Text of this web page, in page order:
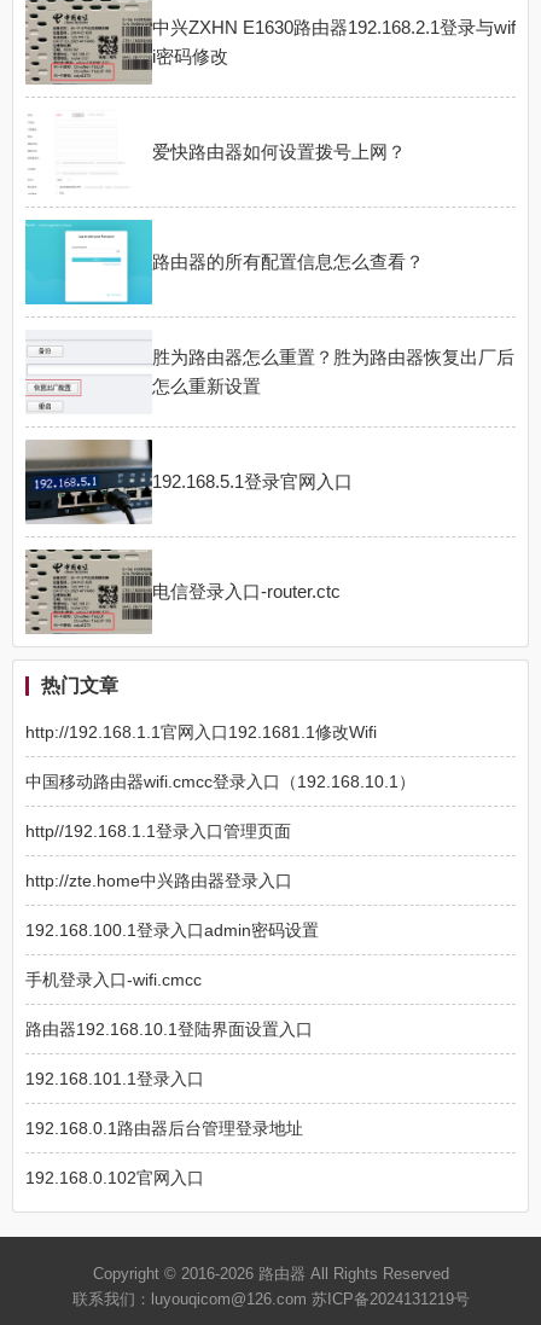
中兴ZXHN E1630路由器192.168.2.1登录与wif
i密码修改
爱快路由器如何设置拨号上网？
路由器的所有配置信息怎么查看？
胜为路由器怎么重置？胜为路由器恢复出厂后
怎么重新设置
192.168.5.1登录官网入口
电信登录入口-router.ctc
热门文章
http://192.168.1.1官网入口192.1681.1修改Wifi
中国移动路由器wifi.cmcc登录入口（192.168.10.1）
http//192.168.1.1登录入口管理页面
http://zte.home中兴路由器登录入口
192.168.100.1登录入口admin密码设置
手机登录入口-wifi.cmcc
路由器192.168.10.1登陆界面设置入口
192.168.101.1登录入口
192.168.0.1路由器后台管理登录地址
192.168.0.102官网入口
Copyright © 2016-2026 路由器 All Rights Reserved
联系我们：luyouqicom@126.com 苏ICP备2024131219号